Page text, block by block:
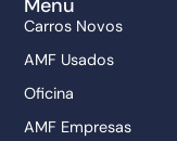
Carros Novos
AMF Usados
Oficina
AMF Empresas